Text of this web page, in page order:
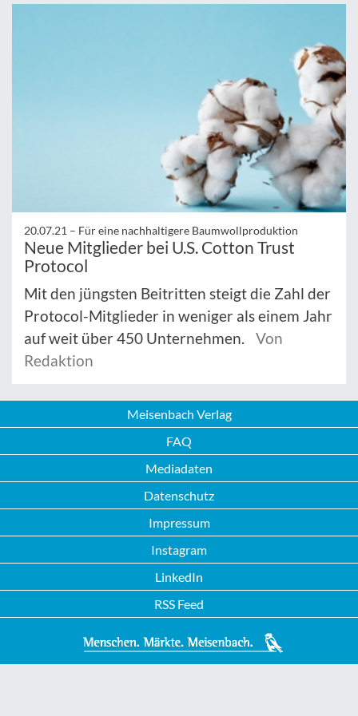
20.07.21 – Für eine nachhaltigere Baumwollproduktion
Neue Mitglieder bei U.S. Cotton Trust
Protocol
Mit den jüngsten Beitritten steigt die Zahl der
Protocol-Mitglieder in weniger als einem Jahr
auf weit über 450 Unternehmen.
Von
Redaktion
Meisenbach Verlag
FAQ
Mediadaten
Datenschutz
Impressum
Instagram
LinkedIn
RSS Feed